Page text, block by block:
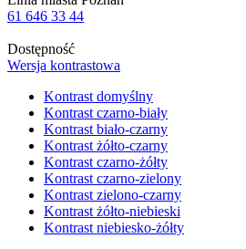
61 646 33 44
Dostępność
Wersja kontrastowa
Kontrast domyślny
Kontrast czarno-biały
Kontrast biało-czarny
Kontrast żółto-czarny
Kontrast czarno-żółty
Kontrast czarno-zielony
Kontrast zielono-czarny
Kontrast żółto-niebieski
Kontrast niebiesko-żółty